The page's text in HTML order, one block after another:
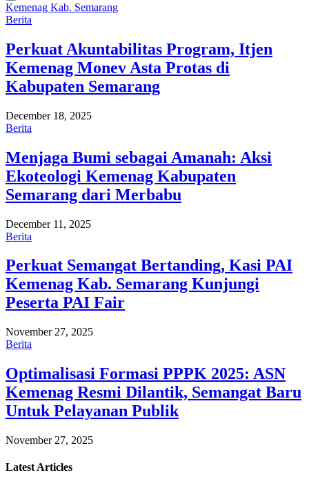
Kemenag Kab. Semarang
Berita
Perkuat Akuntabilitas Program, Itjen
Kemenag Monev Asta Protas di
Kabupaten Semarang
December 18, 2025
Berita
Menjaga Bumi sebagai Amanah: Aksi
Ekoteologi Kemenag Kabupaten
Semarang dari Merbabu
December 11, 2025
Berita
Perkuat Semangat Bertanding, Kasi PAI
Kemenag Kab. Semarang Kunjungi
Peserta PAI Fair
November 27, 2025
Berita
Optimalisasi Formasi PPPK 2025: ASN
Kemenag Resmi Dilantik, Semangat Baru
Untuk Pelayanan Publik
November 27, 2025
Latest Articles